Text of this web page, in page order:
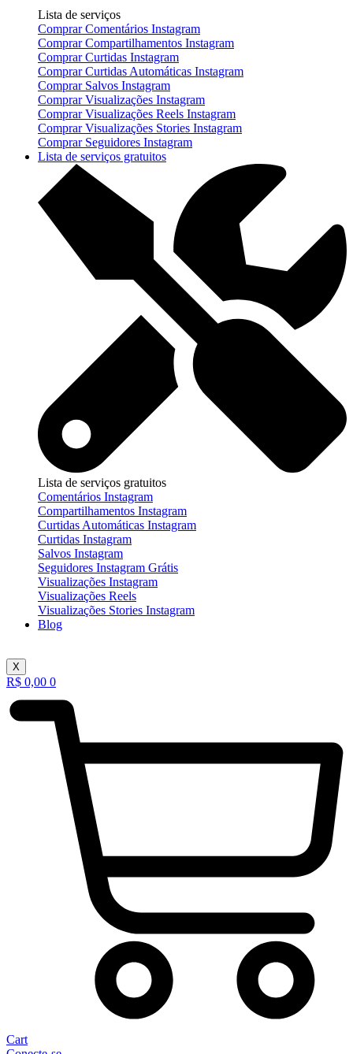
Lista de serviços
Comprar Comentários Instagram
Comprar Compartilhamentos Instagram
Comprar Curtidas Instagram
Comprar Curtidas Automáticas Instagram
Comprar Salvos Instagram
Comprar Visualizações Instagram
Comprar Visualizações Reels Instagram
Comprar Visualizações Stories Instagram
Comprar Seguidores Instagram
Lista de serviços gratuitos
Lista de serviços gratuitos
Comentários Instagram
Compartilhamentos Instagram
Curtidas Automáticas Instagram
Curtidas Instagram
Salvos Instagram
Seguidores Instagram Grátis
Visualizações Instagram
Visualizações Reels
Visualizações Stories Instagram
Blog
X
R$ 0,00 0
Cart